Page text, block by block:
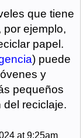
que tiene
por ejemplo,
papel.
) puede
y
pequeños
del reciclaje.
at 9:25am